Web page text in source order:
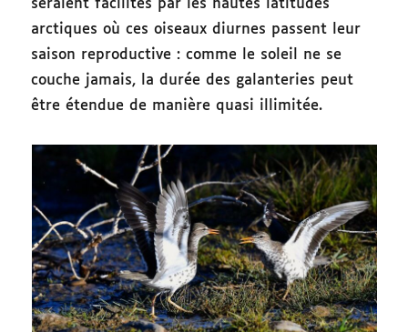
seraient facilités par les hautes latitudes
arctiques où ces oiseaux diurnes passent leur
saison reproductive : comme le soleil ne se
couche jamais, la durée des galanteries peut
être étendue de manière quasi illimitée.